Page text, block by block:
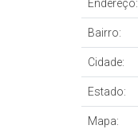
Endereço:
Bairro:
Cidade:
Estado:
Mapa: